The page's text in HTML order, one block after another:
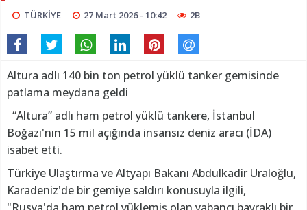
TÜRKİYE 27 Mart 2026 - 10:42 2B
Altura adlı 140 bin ton petrol yüklü tanker gemisinde
patlama meydana geldi
“Altura” adlı ham petrol yüklü tankere, İstanbul
Boğazı'nın 15 mil açığında insansız deniz aracı (İDA)
isabet etti.
Türkiye Ulaştırma ve Altyapı Bakanı Abdulkadir Uraloğlu,
Karadeniz'de bir gemiye saldırı konusuyla ilgili,